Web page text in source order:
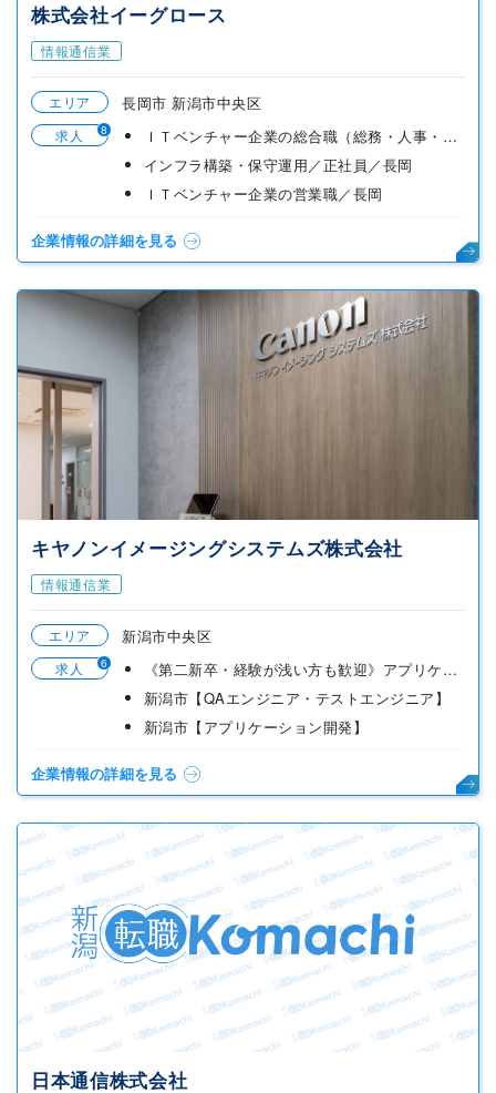
株式会社イーグロース
情報通信業
エリア 長岡市 新潟市中央区
求人 8
ＩＴベンチャー企業の総合職（総務・人事・営業事務）／長岡
インフラ構築・保守運用／正社員／長岡
ＩＴベンチャー企業の営業職／長岡
企業情報の詳細を見る
キヤノンイメージングシステムズ株式会社
情報通信業
エリア 新潟市中央区
求人 6
《第二新卒・経験が浅い方も歓迎》アプリケーション開発・システム開発エンジニア
新潟市【QAエンジニア・テストエンジニア】
新潟市【アプリケーション開発】
企業情報の詳細を見る
日本通信株式会社